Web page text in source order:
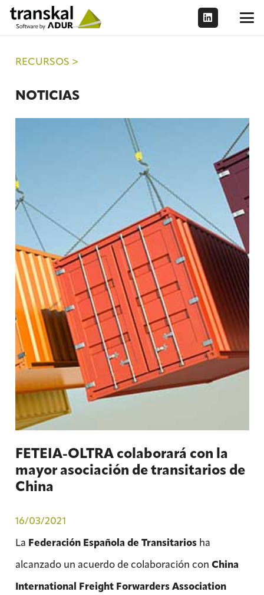
RECURSOS >
NOTICIAS
FETEIA-OLTRA colaborará con la
mayor asociación de transitarios de
China
16/03/2021
La Federación Española de Transitariosha
alcanzado un acuerdo de colaboración con China
International Freight Forwarders Association